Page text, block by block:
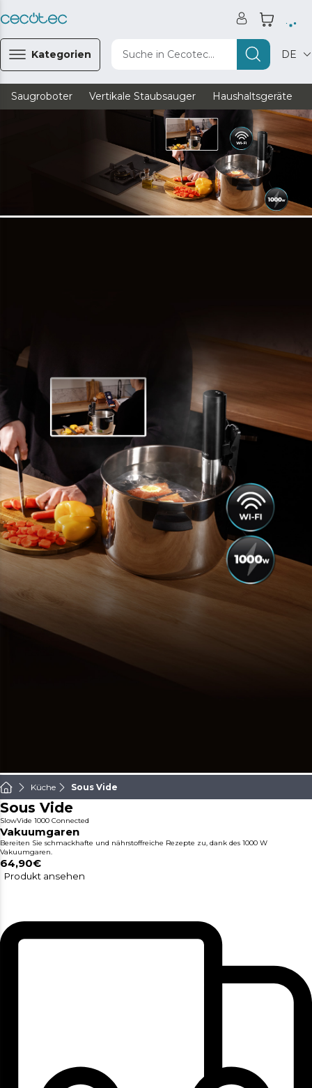
Kategorien Suche in Cecotec... DE
Saugroboter Vertikale Staubsauger Haushaltsgeräte
Küche Sous Vide
Sous Vide
SlowVide 1000 Connected
Vakuumgaren
Bereiten Sie schmackhafte und nährstoffreiche Rezepte zu, dank des 1000 W
Vakuumgaren.
64,90€
Produkt ansehen